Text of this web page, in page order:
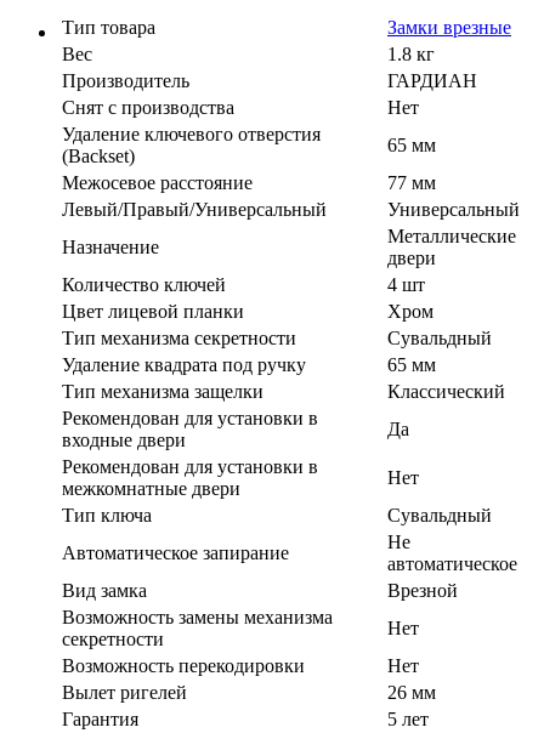
Тип товара
Замки врезные
Вес
1.8 кг
Производитель
ГАРДИАН
Cнят с производства
Нет
Удаление ключевого отверстия
(Backset)
65 мм
Межосевое расстояние
77 мм
Левый/Правый/Универсальный
Универсальный
Назначение
Металлические
двери
Количество ключей
4 шт
Цвет лицевой планки
Хром
Тип механизма секретности
Сувальдный
Удаление квадрата под ручку
65 мм
Тип механизма защелки
Классический
Рекомендован для установки в
входные двери
Да
Рекомендован для установки в
межкомнатные двери
Нет
Тип ключа
Сувальдный
Автоматическое запирание
Не
автоматическое
Вид замка
Врезной
Возможность замены механизма
секретности
Нет
Возможность перекодировки
Нет
Вылет ригелей
26 мм
Гарантия
5 лет